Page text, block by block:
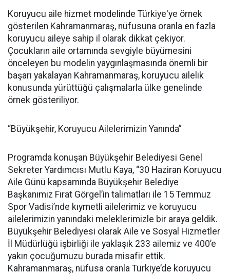
Koruyucu aile hizmet modelinde Türkiye'ye örnek
gösterilen Kahramanmaraş, nüfusuna oranla en fazla
koruyucu aileye sahip il olarak dikkat çekiyor.
Çocukların aile ortamında sevgiyle büyümesini
önceleyen bu modelin yaygınlaşmasında önemli bir
başarı yakalayan Kahramanmaraş, koruyucu ailelik
konusunda yürüttüğü çalışmalarla ülke genelinde
örnek gösteriliyor.
“Büyükşehir, Koruyucu Ailelerimizin Yanında”
Programda konuşan Büyükşehir Belediyesi Genel
Sekreter Yardımcısı Mutlu Kaya, “30 Haziran Koruyucu
Aile Günü kapsamında Büyükşehir Belediye
Başkanımız Fırat Görgel’in talimatları ile 15 Temmuz
Spor Vadisi’nde kıymetli ailelerimiz ve koruyucu
ailelerimizin yanındaki meleklerimizle bir araya geldik.
Büyükşehir Belediyesi olarak Aile ve Sosyal Hizmetler
İl Müdürlüğü işbirliği ile yaklaşık 233 ailemiz ve 400’e
yakın çocuğumuzu burada misafir ettik.
Kahramanmaraş, nüfusa oranla Türkiye’de koruyucu